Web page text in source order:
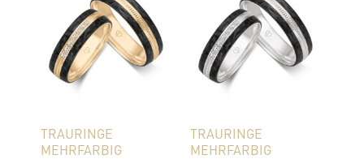
TRAURINGE
MEHRFARBIG
TRAURINGE
MEHRFARBIG